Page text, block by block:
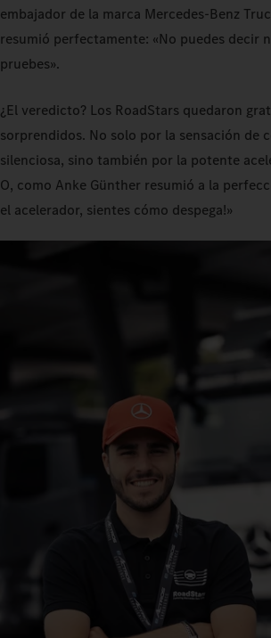
embajador de la marca Mercedes-Benz
resumió perfectamente: «No puedes decir
pruebes».
¿El veredicto? Los RoadStars quedaron
sorprendidos. No solo por la sensación de
silenciosa, sino también por la potente
O, como Anke Günther resumió a la
el acelerador, sientes cómo despega!»